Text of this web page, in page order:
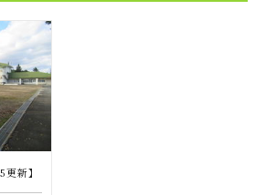
新】